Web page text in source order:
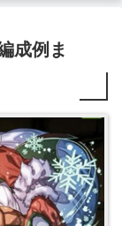
成例ま